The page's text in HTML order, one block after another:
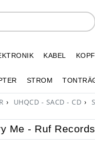
KABEL
STROM
UHQCD - SACD - CD
Me - Ruf